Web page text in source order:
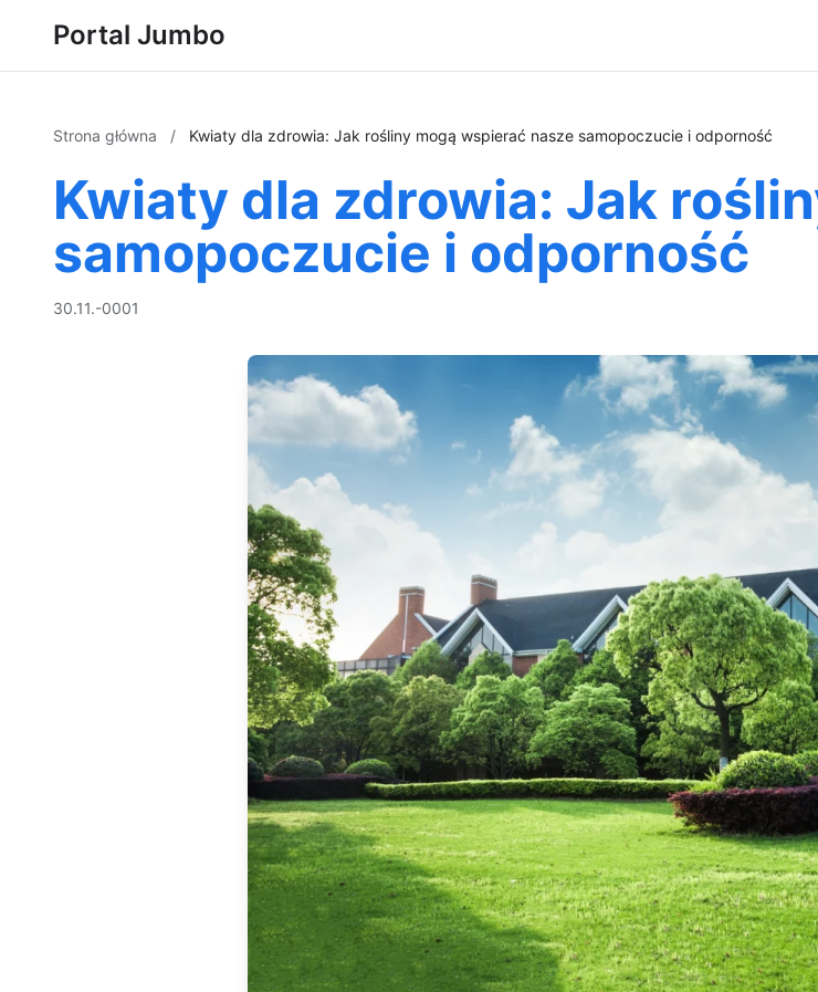
Portal Jumbo
Strona główna / Kwiaty dla zdrowia: Jak rośliny mogą wspierać nasze samopoczucie i odporność
Kwiaty dla zdrowia: Jak
samopoczucie i odporność
30.11.-0001